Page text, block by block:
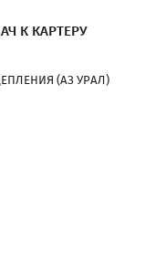
К КАРТЕРУ
(АЗ УРАЛ)